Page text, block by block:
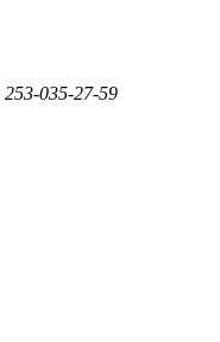
253-035-27-59